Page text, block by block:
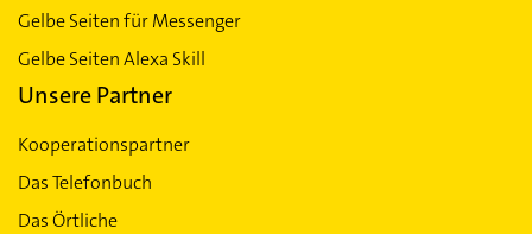
Gelbe Seiten für Messenger
Gelbe Seiten Alexa Skill
Unsere Partner
Kooperationspartner
Das Telefonbuch
Das Örtliche